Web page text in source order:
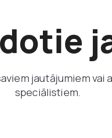
jautājumiem vai
speciālistiem.